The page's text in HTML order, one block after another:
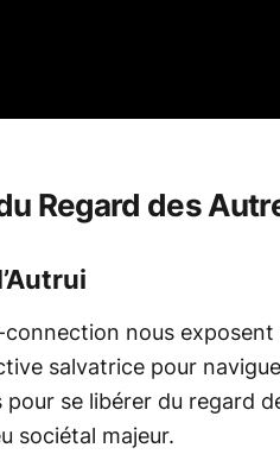
Regard des
connection nous
salvatrice pour
se libérer du regard
sociétal majeur.